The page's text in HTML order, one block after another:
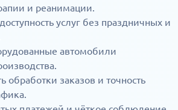
и реанимации.
услуг без праздничных и
автомобили
обработки заказов и точность